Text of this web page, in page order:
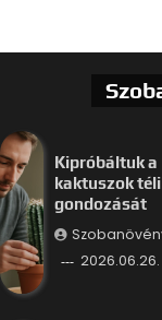
Kipróbáltuk a
kaktuszok téli
gondozását
2026.06.26.